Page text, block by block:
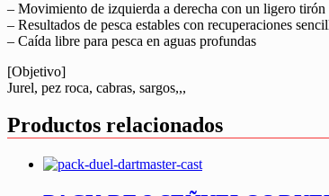
– Movimiento de izquierda a derecha con un ligero tirón
– Resultados de pesca estables con recuperaciones
– Caída libre para pesca en aguas profundas
[Objetivo]
Jurel, pez roca, cabras, sargos,,,
Productos relacionados